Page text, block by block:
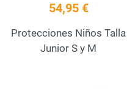
54,95 €
Protecciones Niños Talla
Junior S y M